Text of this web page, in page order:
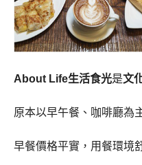
About Life生活食光是文
原本以早午餐、咖啡廳為
早餐價格平實，用餐環境